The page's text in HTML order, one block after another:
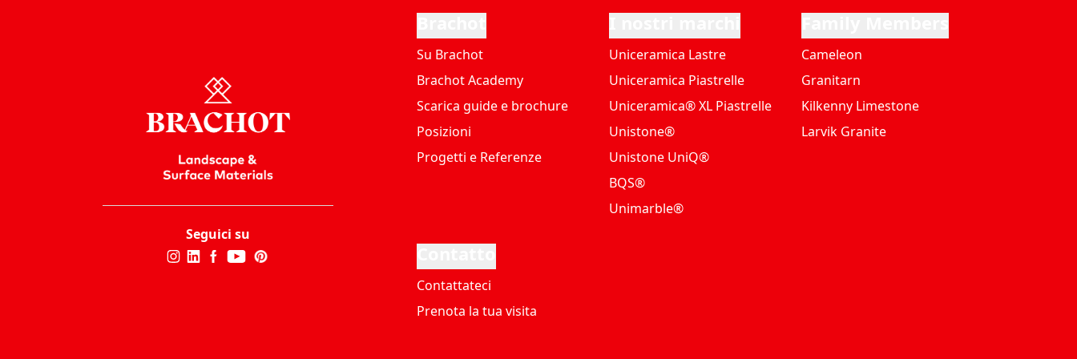
Seguici su
Su Brachot
Brachot Academy
Scarica guide e brochure
Posizioni
Progetti e Referenze
Uniceramica Lastre
Uniceramica Piastrelle
Uniceramica® XL Piastrelle
Unistone®
Unistone UniQ®
BQS®
Unimarble®
Cameleon
Granitarn
Kilkenny Limestone
Larvik Granite
Contattateci
Prenota la tua visita